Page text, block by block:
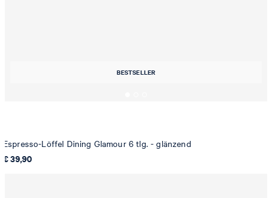
BESTSELLER
Espresso-Löffel Dining Glamour 6 tlg. - glänzend
€ 39,90